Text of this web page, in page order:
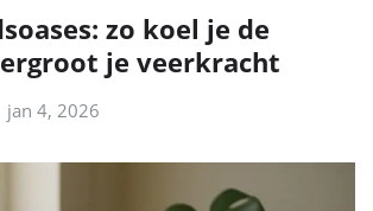
zo koel je de
je veerkracht
jan 4, 2026